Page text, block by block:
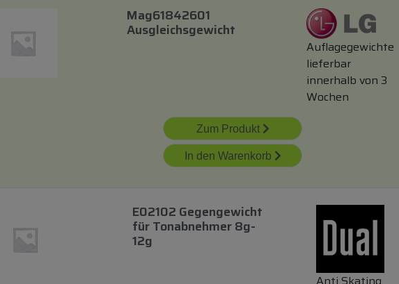
Mag61842601
Ausgleichsgewicht
Auflagegewichte
lieferbar
innerhalb von 3
Wochen
Zum Produkt
In den Warenkorb
E02102 Gegengewicht
fürTonabnehmer 8g-
12g